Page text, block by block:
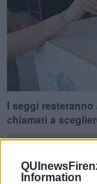
Information
I seggi
chiamati a